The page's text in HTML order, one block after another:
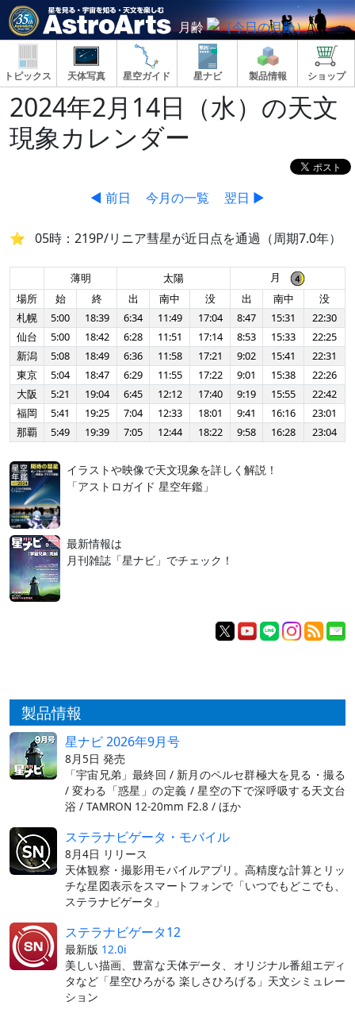
月齢
トピックス 天体写真 星空ガイド 星ナビ 製品情報 ショップ
2024年2月14日（水）の天文
現象カレンダー
◀ 前日 今月の一覧 翌日 ▶
05時：219P/リニア彗星が近日点を通過（周期7.0年）
薄明 太陽
月
場所
始 終 出 南中 没 出 南中
没
札幌
5:00 18:39 6:34 11:49 17:04 8:47 15:31
22:30
仙台
5:00 18:42 6:28 11:51 17:14 8:53 15:33
22:25
新潟
5:08 18:49 6:36 11:58 17:21 9:02 15:41
22:31
東京
5:04 18:47 6:29 11:55 17:22 9:01 15:38
22:26
大阪
5:21 19:04 6:45 12:12 17:40 9:19 15:55
22:42
福岡
5:41 19:25 7:04 12:33 18:01 9:41 16:16
23:01
那覇
5:49 19:39 7:05 12:44 18:22 9:58 16:28 23:04
イラストや映像で天文現象を詳しく解説！
「アストロガイド 星空年鑑」
最新情報は
月刊雑誌「星ナビ」でチェック！
製品情報
星ナビ 2026年9月号
8月5日 発売
「宇宙兄弟」最終回 / 新月のペルセ群極大を見る・撮る
/ 変わる「惑星」の定義 / 星空の下で深呼吸する天文台
浴 / TAMRON 12-20mm F2.8 / ほか
ステラナビゲータ・モバイル
8月4日 リリース
天体観察・撮影用モバイルアプリ。高精度な計算とリッ
チな星図表示をスマートフォンで「いつでもどこでも、
ステラナビゲータ」
ステラナビゲータ12
最新版 12.0i
美しい描画、豊富な天体データ、オリジナル番組エディ
タなど「星空ひろがる 楽しさひろげる」天文シミュレー
ション